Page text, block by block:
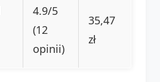
4.9/5
(12
opinii)
35,47
zł